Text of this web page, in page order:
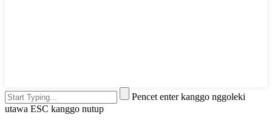
Pencet enter kanggo nggoleki
utawa ESC kanggo nutup